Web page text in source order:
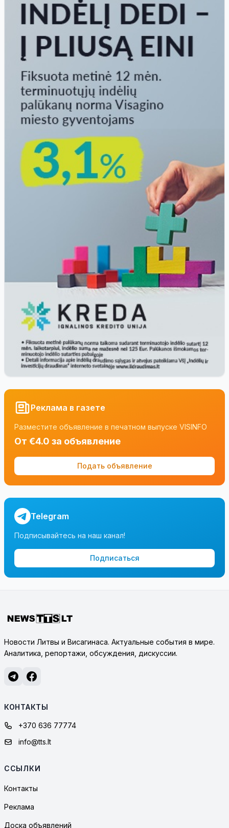
Реклама в газете
Разместите объявление в печатном выпуске VISINFO
От €4.0 за объявление
Подать объявление
Telegram
Подписывайтесь на наш канал!
Подписаться
Новости Литвы и Висагинаса. Актуальные события в мире.
Аналитика, репортажи, обсуждения, дискуссии.
КОНТАКТЫ
+370 636 77774
info@tts.lt
ССЫЛКИ
Контакты
Реклама
Доска объявлений